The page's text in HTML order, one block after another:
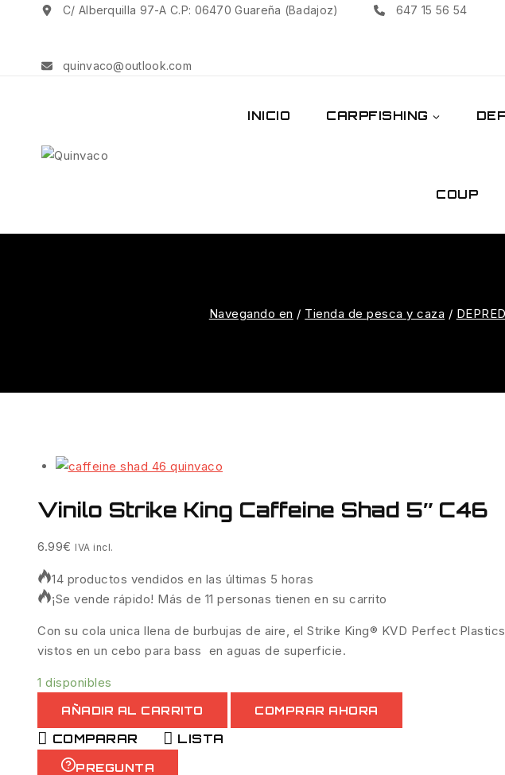
C/ Alberquilla 97-A C.P: 06470 Guareña (Badajoz) 647 15 56 54
quinvaco@outlook.com
INICIO CARPFISHING
COUP
Navegando en / Tienda de pesca y caza /
Vinilo Strike King Caffeine Shad 5″ C46
6.99€ IVA incl.
14 productos vendidos en las últimas 5 horas
¡Se vende rápido! Más de 11 personas tienen en su carrito
Con su cola unica llena de burbujas de aire, el Strike King® KVD Perfect
vistos en un cebo para bass en aguas de superficie.
1 disponibles
AÑADIR AL CARRITO COMPRAR AHORA
COMPARAR LISTA
PREGUNTA